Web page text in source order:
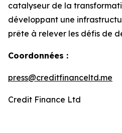
catalyseur de la
développant une
prête à relever les défis de
Coordonnées :
press@creditfinanceltd.me
Credit Finance Ltd